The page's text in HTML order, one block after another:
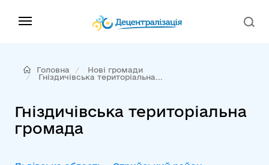
Головна
Нові громади
Гніздичівська територіальна...
Гніздичівська територіальна
громада